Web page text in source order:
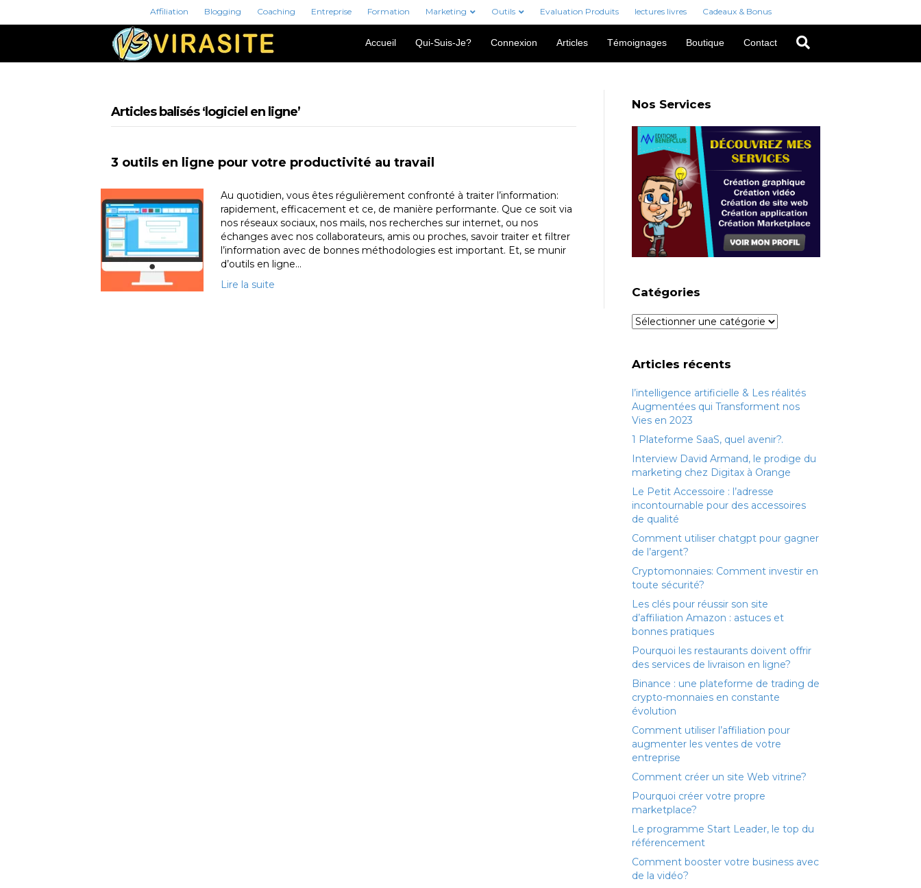
Affiliation Blogging Coaching Entreprise Formation Marketing Outils Evaluation Produits lectures livres Cadeaux & Bonus
Accueil Qui-Suis-Je? Connexion Articles Témoignages Boutique Contact
Articles balisés ‘logiciel en ligne’
3 outils en ligne pour votre productivité au travail
Au quotidien, vous êtes régulièrement confronté à traiter l’information:
rapidement, efficacement et ce, de manière performante. Que ce soit via
nos réseaux sociaux, nos mails, nos recherches sur internet, ou nos
échanges avec nos collaborateurs, amis ou proches, savoir traiter et filtrer
l’information avec de bonnes méthodologies est important. Et, se munir
d’outils en ligne…
Lire la suite
Nos Services
Catégories
Catégories
Articles récents
l’intelligence artificielle & Les réalités
Augmentées qui Transforment nos
Vies en 2023
1 Plateforme SaaS, quel avenir?.
Interview David Armand, le prodige du
marketing chez Digitax à Orange
Le Petit Accessoire : l’adresse
incontournable pour des accessoires
de qualité
Comment utiliser chatgpt pour gagner
de l’argent?
Cryptomonnaies: Comment investir en
toute sécurité?
Les clés pour réussir son site
d’affiliation Amazon : astuces et
bonnes pratiques
Pourquoi les restaurants doivent offrir
des services de livraison en ligne?
Binance : une plateforme de trading de
crypto-monnaies en constante
évolution
Comment utiliser l’affiliation pour
augmenter les ventes de votre
entreprise
Comment créer un site Web vitrine?
Pourquoi créer votre propre
marketplace?
Le programme Start Leader, le top du
référencement
Comment booster votre business avec
de la vidéo?